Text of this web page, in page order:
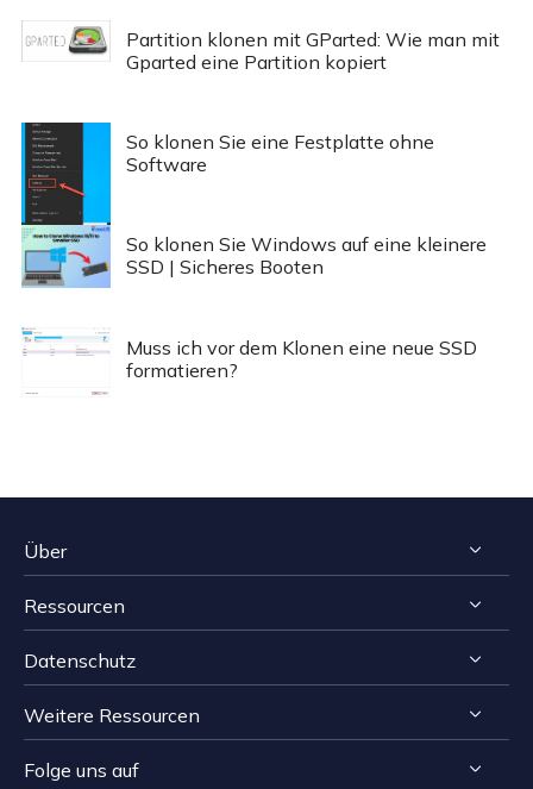
Partition klonen mit GParted: Wie man mit
Gparted eine Partition kopiert
So klonen Sie eine Festplatte ohne
Software
So klonen Sie Windows auf eine kleinere
SSD | Sicheres Booten
Muss ich vor dem Klonen eine neue SSD
formatieren?
Über
Impressum
Reviews & Awards
Kontakt EaseUS
Ressourcen
Tipps zur Windows Datenrettung
Tipps zur Mac Datenrettung
Speichermedien wiederherstellen Tipps
Datenschutz
Deinstallieren
Erstattungsrichtlinie
Weitere Ressourcen
Computer Lösungen
Folge uns auf